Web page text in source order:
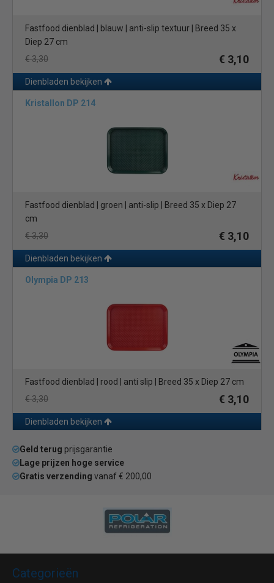
Fastfood dienblad | blauw | anti-slip textuur | Breed 35 x
Diep 27 cm
€ 3,30
€ 3,10
Dienbladen bekijken
Kristallon DP 214
Fastfood dienblad | groen | anti-slip | Breed 35 x Diep 27
cm
€ 3,30
€ 3,10
Dienbladen bekijken
Olympia DP 213
Fastfood dienblad | rood | anti slip | Breed 35 x Diep 27 cm
€ 3,30
€ 3,10
Dienbladen bekijken
Geld terug prijsgarantie
Lage prijzen hoge service
Gratis verzending vanaf € 200,00
Categorieën